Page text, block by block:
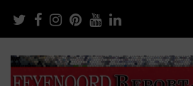
content